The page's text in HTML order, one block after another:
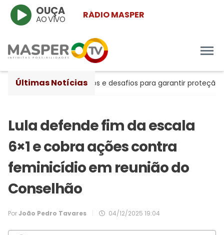
RÁDIO MASPER
OUÇA
AO VIVO
Últimas Notícias
avanços históricos e desafios para garantir proteção às
Lula defende fim da escala
6×1 e cobra ações contra
feminicídio em reunião do
Conselhão
PorJoão Pedro Tavares 04/12/2025 19:04